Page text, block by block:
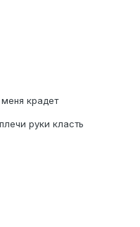
крадет
руки класть